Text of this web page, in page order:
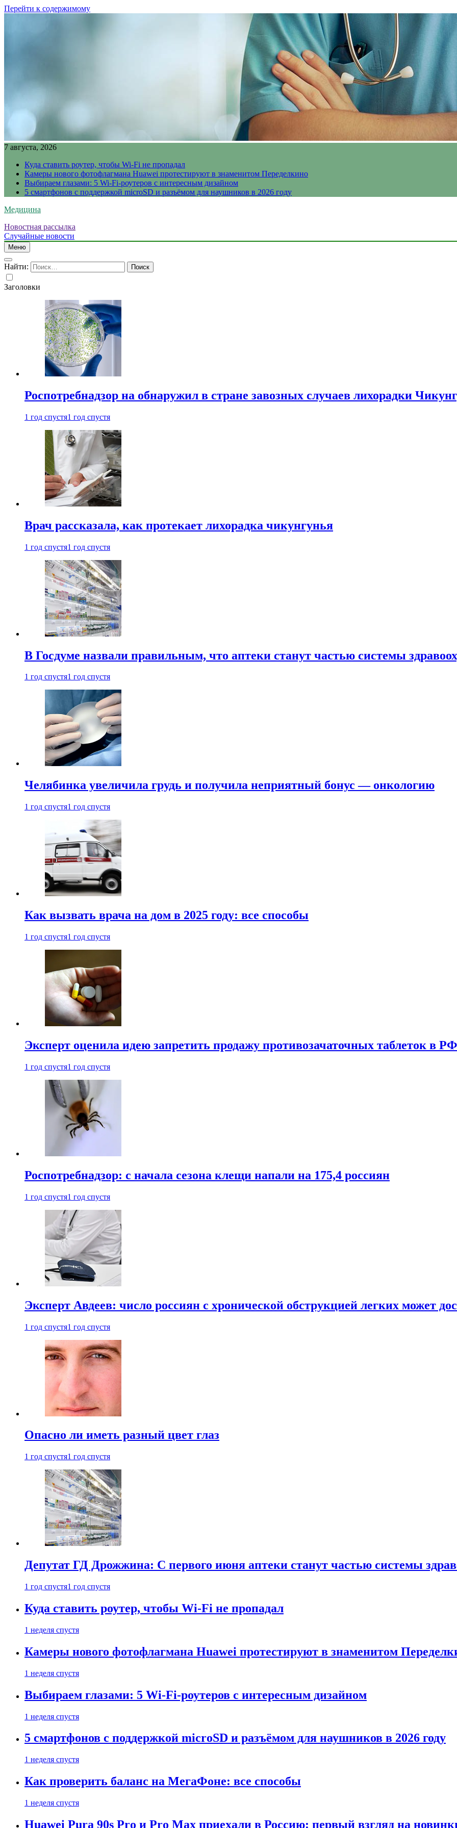
Перейти к содержимому
7 августа, 2026
Куда ставить роутер, чтобы Wi-Fi не пропадал
Камеры нового фотофлагмана Huawei протестируют в знаменитом Переделкино
Выбираем глазами: 5 Wi-Fi-роутеров с интересным дизайном
5 смартфонов с поддержкой microSD и разъёмом для наушников в 2026 году
Медицина
Новостная рассылка
Случайные новости
Меню
Найти:
Заголовки
Роспотребнадзор на обнаружил в стране завозных случаев лихорадки
1 год спустя1 год спустя
Врач рассказала, как протекает лихорадка чикунгунья
1 год спустя1 год спустя
В Госдуме назвали правильным, что аптеки станут частью системы
1 год спустя1 год спустя
Челябинка увеличила грудь и получила неприятный бонус — онкологию
1 год спустя1 год спустя
Как вызвать врача на дом в 2025 году: все способы
1 год спустя1 год спустя
Эксперт оценила идею запретить продажу противозачаточных таблеток в РФ
1 год спустя1 год спустя
Роспотребнадзор: с начала сезона клещи напали на 175,4 россиян
1 год спустя1 год спустя
Эксперт Авдеев: число россиян с хронической обструкцией легких может
1 год спустя1 год спустя
Опасно ли иметь разный цвет глаз
1 год спустя1 год спустя
Депутат ГД Дрожжина: С первого июня аптеки станут частью системы
1 год спустя1 год спустя
Куда ставить роутер, чтобы Wi-Fi не пропадал
1 неделя спустя
Камеры нового фотофлагмана Huawei протестируют в знаменитом
1 неделя спустя
Выбираем глазами: 5 Wi-Fi-роутеров с интересным дизайном
1 неделя спустя
5 смартфонов с поддержкой microSD и разъёмом для наушников в 2026 году
1 неделя спустя
Как проверить баланс на МегаФоне: все способы
1 неделя спустя
Huawei Pura 90s Pro и Pro Max приехали в Россию: первый взгляд на